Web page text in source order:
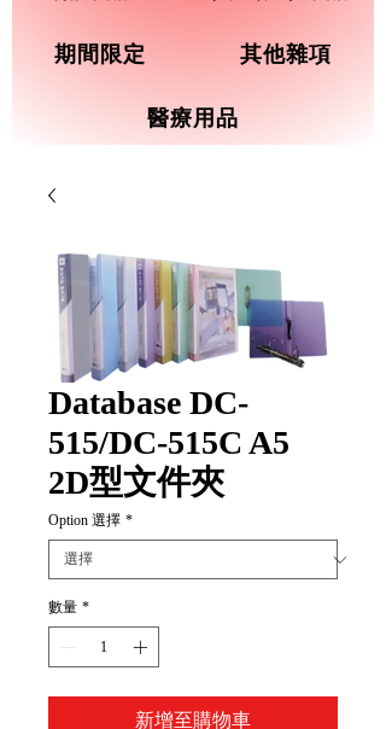
期間限定 其他雜項
醫療用品
Database DC-
515/DC-515C A5
2D型文件夾
Option 選擇 *
數量 *
新增至購物車